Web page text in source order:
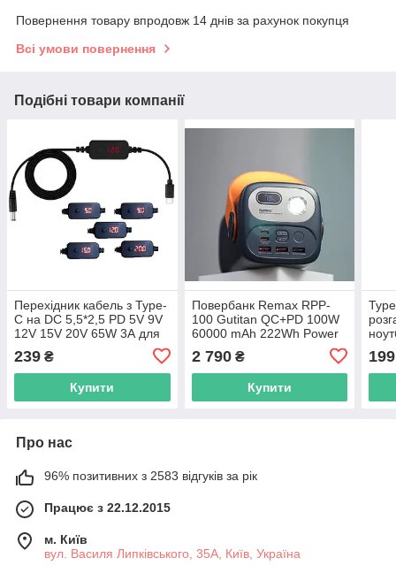
Повернення товару впродовж 14 днів за рахунок покупця
Всі умови повернення
Подібні товари компанії
Перехідник кабель з Type-
C на DC 5,5*2,5 PD 5V 9V
12V 15V 20V 65W 3А для
ноутбука роутера тригер
від повербанку Power
Bank
239 ₴
Купити
Повербанк Remax RPP-
100 Gutitan QC+PD 100W
60000 mAh 222Wh Power
Bank ліхтарик USB Type-C
для ноутбука
2 790₴
Купити
199
Про нас
96% позитивних з 2583 відгуків за рік
Працює з 22.12.2015
м. Київ
вул. Василя Липківського, 35А, Київ, Україна